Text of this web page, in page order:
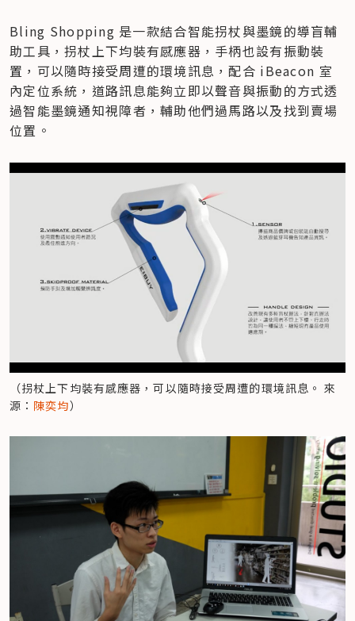
Bling Shopping 是一款結合智能拐杖與墨鏡的導盲輔
助工具，拐杖上下均裝有感應器，手柄也設有振動裝
置，可以隨時接受周遭的環境訊息，配合 iBeacon 室
內定位系統，道路訊息能夠立即以聲音與振動的方式透
過智能墨鏡通知視障者，輔助他們過馬路以及找到賣場
位置。
（拐杖上下均裝有感應器，可以隨時接受周遭的環境訊息。 來
源： 陳奕均）